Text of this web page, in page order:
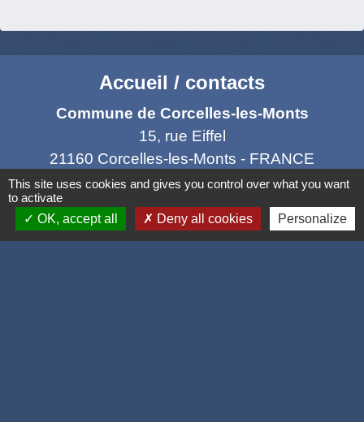
Accueil / contacts
Commune de Corcelles-les-Monts
15, rue Eiffel
21160 Corcelles-les-Monts - FRANCE
+33 3 80 42 93 40
Contact par formulaire
This site uses cookies and gives you control over what you want
to activate
OK, accept all
Deny all cookies Personalize